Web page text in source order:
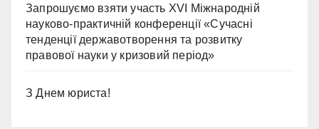
Запрошуємо взяти участь ХVІ Міжнародній
науково-практичній конференції «Сучасні
тенденції державотворення та розвитку
правової науки у кризовий період»
З Днем юриста!